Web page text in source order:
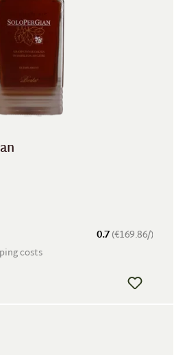
0.7(€169.86/)
costs